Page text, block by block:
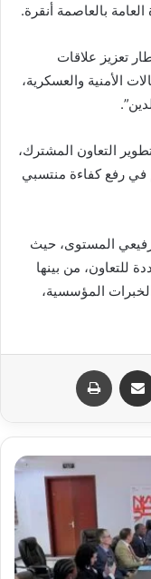
بالعاصمة أنقرة.
تعزيز علاقات
الأمنية والعسكرية،
التعاون المشترك،
في رفع كفاءة منتسبي
المستوى، حيث
للتعاون، من بينها
المؤسسية،
مشاركة عبر البريد